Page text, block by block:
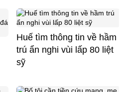
Huế tìm thông tin về hầm
trú ẩn nghi vùi lấp 80 liệt
sỹ